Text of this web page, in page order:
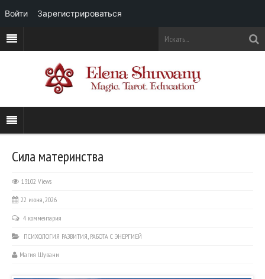
Сила материнства
13102 Views
22 июня, 2026
4 комментария
ПСИХОЛОГИЯ РАЗВИТИЯ, РАБОТА С ЭНЕРГИЕЙ
Магия Шувани
Войти Зарегистрироваться